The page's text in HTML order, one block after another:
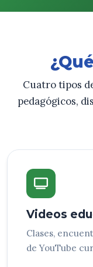
Cuatro tipos
pedagógicos,
Videos
Clases,
de YouTube